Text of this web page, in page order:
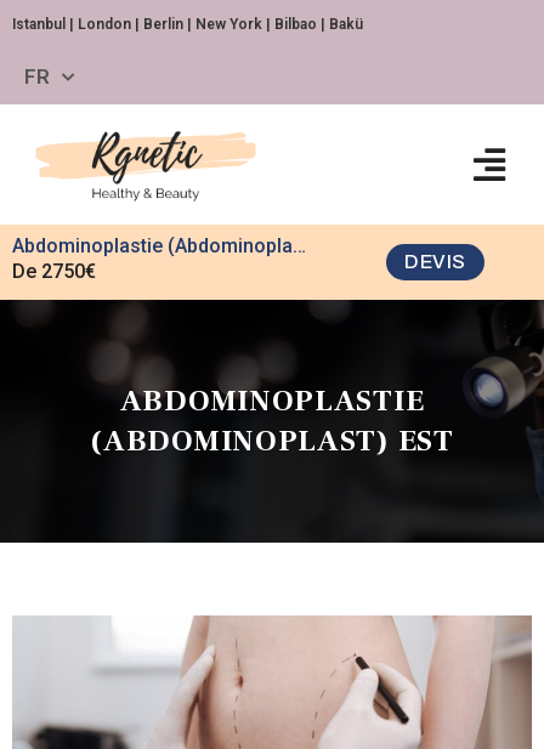
Istanbul | London | Berlin | New York | Bilbao | Bakü
FR
Abdominoplastie (Abdominoplast) EST
De 2750€
DEVIS
ABDOMINOPLASTIE
(ABDOMINOPLAST) EST